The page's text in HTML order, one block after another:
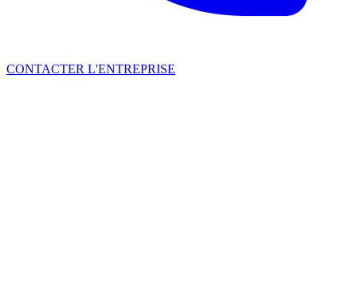
CONTACTER L'ENTREPRISE